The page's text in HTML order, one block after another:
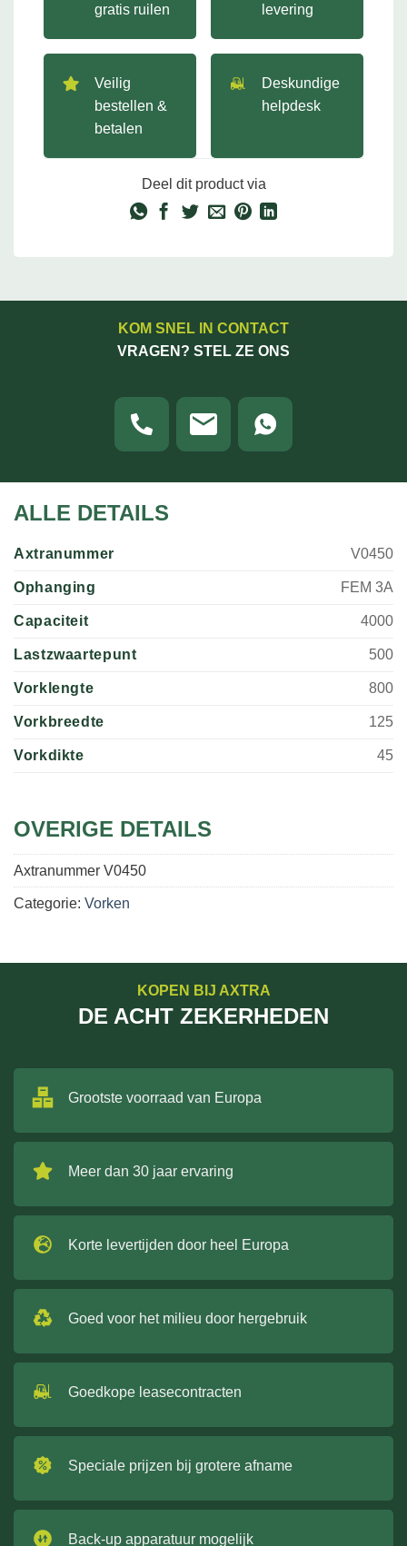
gratis ruilen
levering
Veilig
bestellen &
betalen
Deskundige
helpdesk
Deel dit product via
KOM SNEL IN CONTACT
VRAGEN? STEL ZE ONS
ALLE DETAILS
Axtranummer V0450
Ophanging FEM 3A
Capaciteit 4000
Lastzwaartepunt 500
Vorklengte 800
Vorkbreedte 125
Vorkdikte 45
OVERIGE DETAILS
Axtranummer V0450
Categorie: Vorken
KOPEN BIJ AXTRA
DE ACHT ZEKERHEDEN
Grootste voorraad van Europa
Meer dan 30 jaar ervaring
Korte levertijden door heel Europa
Goed voor het milieu door hergebruik
Goedkope leasecontracten
Speciale prijzen bij grotere afname
Back-up apparatuur mogelijk